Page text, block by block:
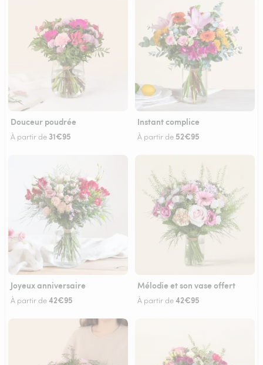
Douceur poudrée
À partir de 31€95
Instant complice
À partir de 52€95
Joyeux anniversaire
À partir de42€95
Mélodie et son vase offert
À partir de42€95